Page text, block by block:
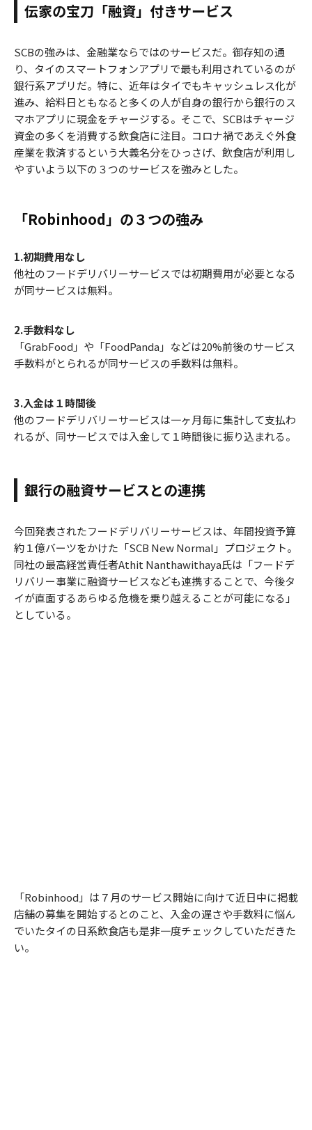
伝家の宝刀「融資」付きサービス
SCBの強みは、金融業ならではのサービスだ。御存知の通
り、タイのスマートフォンアプリで最も利用されているのが
銀行系アプリだ。特に、近年はタイでもキャッシュレス化が
進み、給料日ともなると多くの人が自身の銀行から銀行のス
マホアプリに現金をチャージする。そこで、SCBはチャージ
資金の多くを消費する飲食店に注目。コロナ禍であえぐ外食
産業を救済するという大義名分をひっさげ、飲食店が利用し
やすいよう以下の３つのサービスを強みとした。
「Robinhood」の３つの強み
1.初期費用なし
他社のフードデリバリーサービスでは初期費用が必要となる
が同サービスは無料。
2.手数料なし
「GrabFood」や「FoodPanda」などは20%前後のサービス
手数料がとられるが同サービスの手数料は無料。
3.入金は１時間後
他のフードデリバリーサービスは一ヶ月毎に集計して支払わ
れるが、同サービスでは入金して１時間後に振り込まれる。
銀行の融資サービスとの連携
今回発表されたフードデリバリーサービスは、年間投資予算
約１億バーツをかけた「SCB New Normal」プロジェクト。
同社の最高経営責任者Athit Nanthawithaya氏は「フードデ
リバリー事業に融資サービスなども連携することで、今後タ
イが直面するあらゆる危機を乗り越えることが可能になる」
としている。
「Robinhood」は７月のサービス開始に向けて近日中に掲載
店舗の募集を開始するとのこと、入金の遅さや手数料に悩ん
でいたタイの日系飲食店も是非一度チェックしていただきた
い。